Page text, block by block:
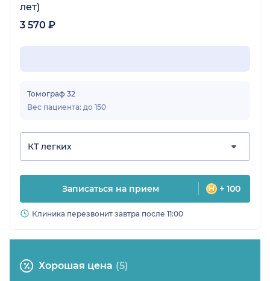
лет)
3 570 ₽
Томограф 32
Вес пациента: до 150
КТ легких
Записаться на прием + 100
Клиника перезвонит завтра после 11:00
Хорошая цена (5)